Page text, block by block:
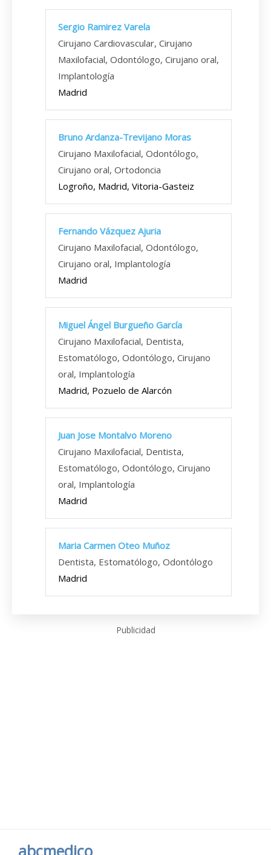
Sergio Ramirez Varela
Cirujano Cardiovascular, Cirujano
Maxilofacial, Odontólogo, Cirujano oral,
Implantología
Madrid
Bruno Ardanza-Trevijano Moras
Cirujano Maxilofacial, Odontólogo,
Cirujano oral, Ortodoncia
Logroño, Madrid, Vitoria-Gasteiz
Fernando Vázquez Ajuria
Cirujano Maxilofacial, Odontólogo,
Cirujano oral, Implantología
Madrid
Miguel Ángel Burgueño García
Cirujano Maxilofacial, Dentista,
Estomatólogo, Odontólogo, Cirujano
oral, Implantología
Madrid, Pozuelo de Alarcón
Juan Jose Montalvo Moreno
Cirujano Maxilofacial, Dentista,
Estomatólogo, Odontólogo, Cirujano
oral, Implantología
Madrid
Maria Carmen Oteo Muñoz
Dentista, Estomatólogo, Odontólogo
Madrid
Publicidad
abcmedico